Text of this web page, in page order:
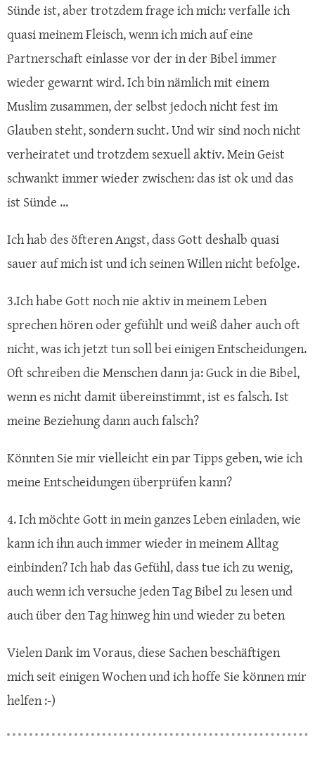
Sünde ist, aber trotzdem frage ich mich: verfalle ich
quasi meinem Fleisch, wenn ich mich auf eine
Partnerschaft einlasse vor der in der Bibel immer
wieder gewarnt wird. Ich bin nämlich mit einem
Muslim zusammen, der selbst jedoch nicht fest im
Glauben steht, sondern sucht. Und wir sind noch nicht
verheiratet und trotzdem sexuell aktiv. Mein Geist
schwankt immer wieder zwischen: das ist ok und das
ist Sünde ...
Ich hab des öfteren Angst, dass Gott deshalb quasi
sauer auf mich ist und ich seinen Willen nicht befolge.
3.Ich habe Gott noch nie aktiv in meinem Leben
sprechen hören oder gefühlt und weiß daher auch oft
nicht, was ich jetzt tun soll bei einigen Entscheidungen.
Oft schreiben die Menschen dann ja: Guck in die Bibel,
wenn es nicht damit übereinstimmt, ist es falsch. Ist
meine Beziehung dann auch falsch?
Könnten Sie mir vielleicht ein par Tipps geben, wie ich
meine Entscheidungen überprüfen kann?
4. Ich möchte Gott in mein ganzes Leben einladen, wie
kann ich ihn auch immer wieder in meinem Alltag
einbinden? Ich hab das Gefühl, dass tue ich zu wenig,
auch wenn ich versuche jeden Tag Bibel zu lesen und
auch über den Tag hinweg hin und wieder zu beten
Vielen Dank im Voraus, diese Sachen beschäftigen
mich seit einigen Wochen und ich hoffe Sie können mir
helfen :-)